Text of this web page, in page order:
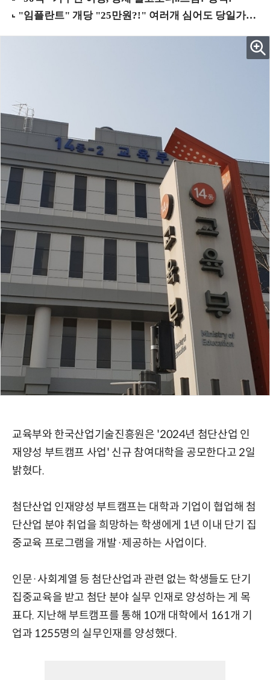
교육부와 한국산업기술진흥원은 '2024년 첨단산업 인
재양성 부트캠프 사업' 신규 참여대학을 공모한다고 2일
밝혔다.
첨단산업 인재양성 부트캠프는 대학과 기업이 협업해 첨
단산업 분야 취업을 희망하는 학생에게 1년 이내 단기 집
중교육 프로그램을 개발·제공하는 사업이다.
인문·사회계열 등 첨단산업과 관련 없는 학생들도 단기
집중교육을 받고 첨단 분야 실무 인재로 양성하는 게 목
표다. 지난해 부트캠프를 통해 10개 대학에서 161개 기
업과 1255명의 실무인재를 양성했다.